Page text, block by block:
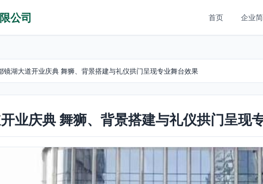
公司 首页 企业
镜湖大道开业庆典 舞狮、背景搭建与礼仪拱门呈现专业舞台效果
业庆典 舞狮、背景搭建与礼仪拱门呈现